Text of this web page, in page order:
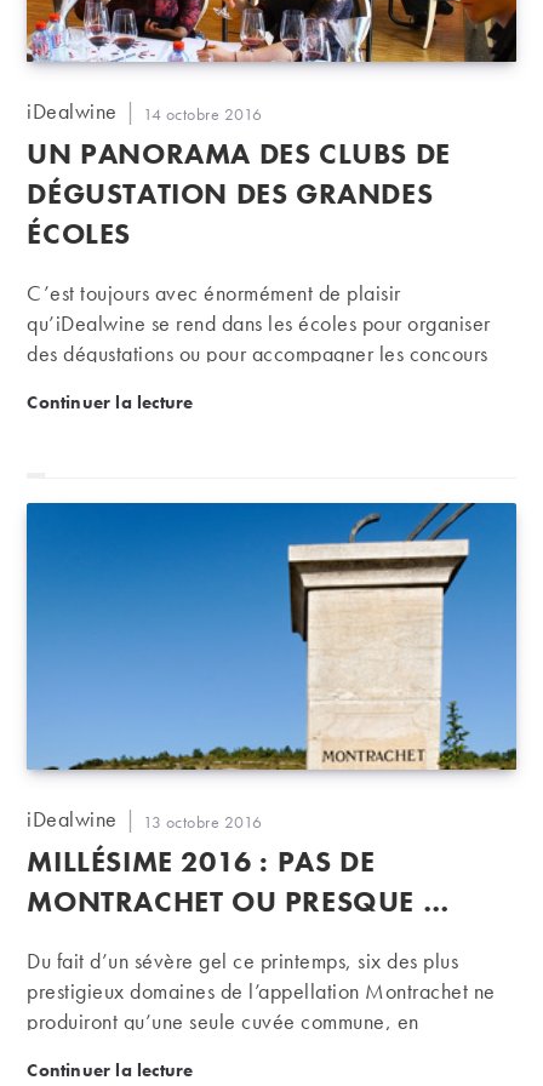
Auteur/autrice
la
publication :
iDealwine
Publication
publiée :
14 octobre 2016
UN PANORAMA DES CLUBS DE
DÉGUSTATION DES GRANDES
ÉCOLES
C’est toujours avec énormément de plaisir
qu’iDealwine se rend dans les écoles pour organiser
des dégustations ou pour accompagner les concours
compte d’ailleurs dans ses équipes plusieurs membres
Colombes. Il était donc tentant de passer de l’autre
côté du décor, et de mener l’enquête sur ces
associations. Un panorama en deux épisodes. Entrés
dans les écoles les plus prestigieuses, Polytechnique,
HEC, ENS, SciencesPo, certains étudiants décident
Continuer la lectureUn panorama des clubs de dégustation des
Auteur/autrice
la
publication :
iDealwine
Publication
publiée :
13 octobre 2016
MILLÉSIME 2016 : PAS DE
MONTRACHET OU PRESQUE …
Du fait d’un sévère gel ce printemps, six des plus
prestigieux domaines de l’appellation Montrachet ne
produiront qu’une seule cuvée commune, en
Continuer la lectureMillésime 2016 : pas de montrachet ou presque …